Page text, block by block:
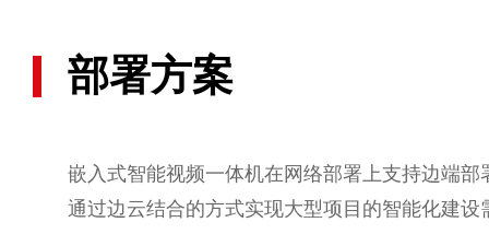
部署方案
嵌入式智能视频一体机在网络部署上支持边端
通过边云结合的方式实现大型项目的智能化建设